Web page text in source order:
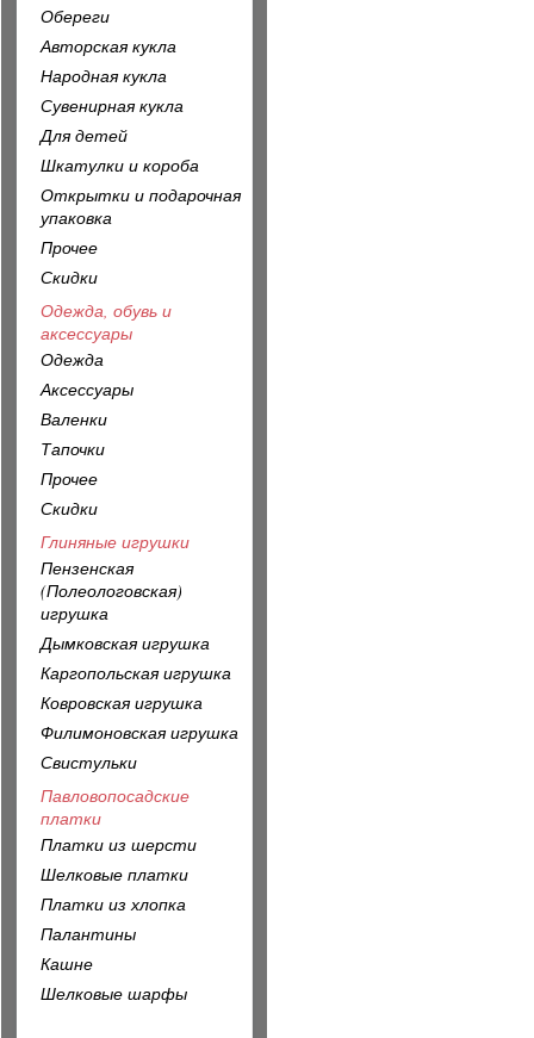
Обереги
Авторская кукла
Народная кукла
Сувенирная кукла
Для детей
Шкатулки и короба
Открытки и подарочная
упаковка
Прочее
Скидки
Одежда, обувь и
аксессуары
Одежда
Аксессуары
Валенки
Тапочки
Прочее
Скидки
Глиняные игрушки
Пензенская
(Полеологовская)
игрушка
Дымковская игрушка
Каргопольская игрушка
Ковровская игрушка
Филимоновская игрушка
Свистульки
Павловопосадские
платки
Платки из шерсти
Шелковые платки
Платки из хлопка
Палантины
Кашне
Шелковые шарфы